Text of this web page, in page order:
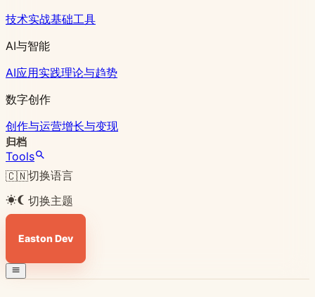
技术实战基础工具
AI与智能
AI应用实践理论与趋势
数字创作
创作与运营增长与变现
归档
Tools
🇨🇳切换语言
切换主题
Easton Dev